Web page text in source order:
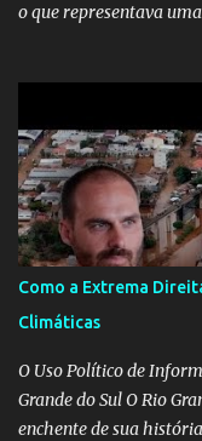
o que representava
meio vai ter o seu
insensatez de Vélez e
que a ala influenciada
na gestão... Mas as
trazer mais problemas
afinal de contas como
ministro sem imaginar
pessoais em uma pasta
vida dos brasileiros.
Como a Extrema
Climáticas
O Uso Político de
Grande do Sul O Rio
enchente de sua